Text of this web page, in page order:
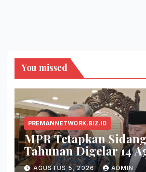
You missed
PREMANNETWORK.BIZ.ID
MPR Tetapkan
Tahunan Digelar 14
2026
AGUSTUS 5, 2026 ADMIN